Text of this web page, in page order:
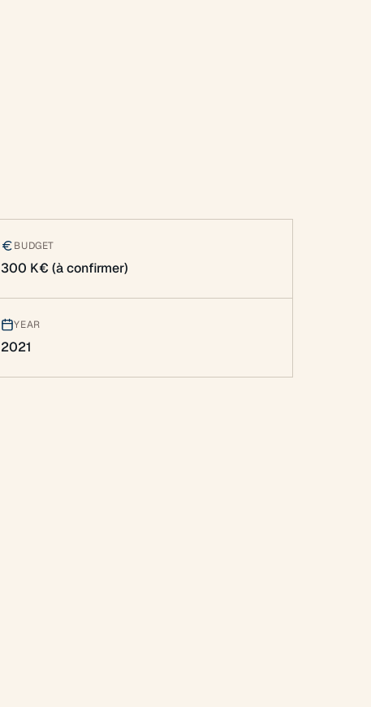
BUDGET
300 K€ (à confirmer)
YEAR
2021